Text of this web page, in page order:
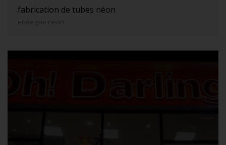
fabrication de tubes néon
enseigne neon